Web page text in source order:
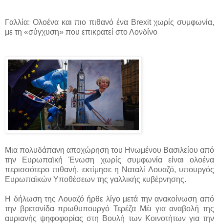
Γαλλία: Ολοένα και πιο πιθανό ένα Brexit χωρίς συμφωνία,
με τη «σύγχυση» που επικρατεί στο Λονδίνο
Μια πολυδάπανη αποχώρηση του Ηνωμένου Βασιλείου από
την Ευρωπαϊκή Ένωση χωρίς συμφωνία είναι ολοένα
περισσότερο πιθανή, εκτίμησε η Ναταλί Λουαζό, υπουργός
Ευρωπαϊκών Υποθέσεων της γαλλικής κυβέρνησης.
Η δήλωση της Λουαζό ήρθε λίγο μετά την ανακοίνωση από
την βρετανίδα πρωθυπουργό Τερέζα Μέι για αναβολή της
αυριανής ψηφοφορίας στη Βουλή των Κοινοτήτων για την